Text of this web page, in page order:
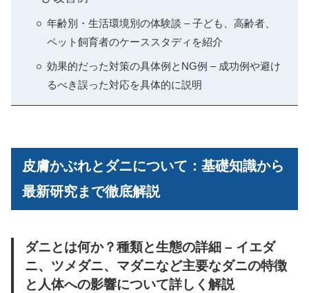
年齢別・生活環境別の体験談 – 子ども、高齢者、
ペット飼育者のケーススタディを紹介
効果的だった対策の具体例とNG例 – 成功例や避け
るべき誤った対応を具体的に説明
皮膚かぶれとダニについて：基礎知識から
最新研究まで徹底解説
ダニとは何か？種類と生態の詳細 – イエダ
ニ、ツメダニ、マダニなど主要なダニの特徴
と人体への影響について詳しく解説